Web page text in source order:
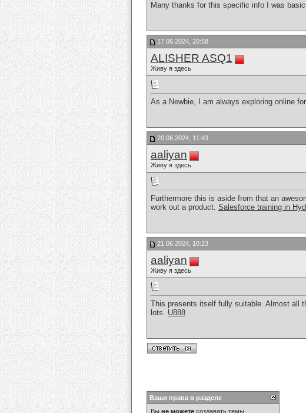
Many thanks for this specific info I was
17.06.2024, 20:58
ALISHER ASQ1
Живу я здесь
As a Newbie, I am always exploring online
20.06.2024, 11:43
aaliyan
Живу я здесь
Furthermore this is aside from that an
work out a product. Salesforce training in
21.06.2024, 10:23
aaliyan
Живу я здесь
This presents itself fully suitable. Almost all
lots. U888
Ваши права в разделе
Вы не можете создавать темы